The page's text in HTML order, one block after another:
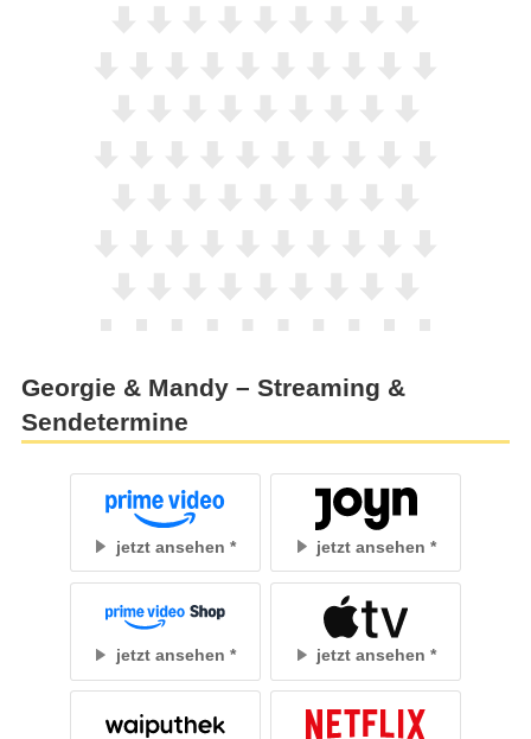
Georgie & Mandy – Streaming &
Sendetermine
jetzt ansehen jetzt ansehen
jetzt ansehen jetzt ansehen